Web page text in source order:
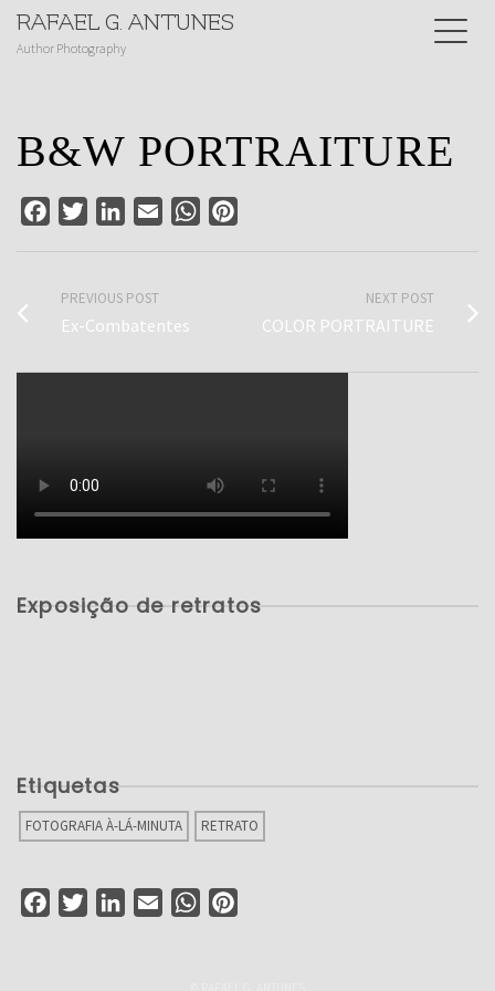
RAFAEL G. ANTUNES
Author Photography
B&W PORTRAITURE
FacebookTwitterLinkedIn
Email WhatsApp
PREVIOUS POST
Ex-Combatentes
NEXT POST
COLOR PORTRAITURE
Exposição de retratos
Etiquetas
FOTOGRAFIA À-LÁ-MINUTA RETRATO
FacebookTwitterLinkedIn
Email WhatsApp